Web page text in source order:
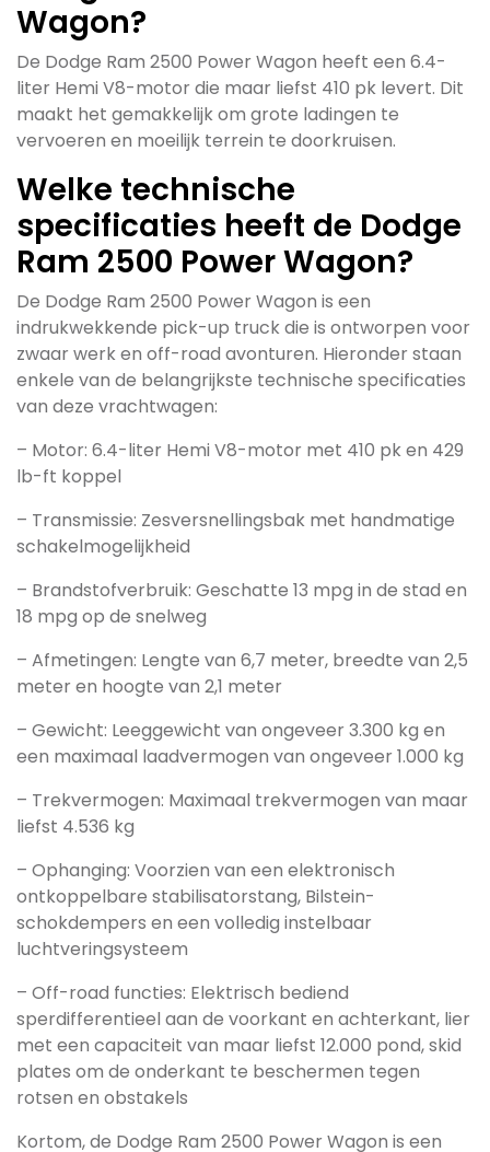
Wagon?
De Dodge Ram 2500 Power Wagon heeft een 6.4-
liter Hemi V8-motor die maar liefst 410 pk levert. Dit
maakt het gemakkelijk om grote ladingen te
vervoeren en moeilijk terrein te doorkruisen.
Welke technische
specificaties heeft de Dodge
Ram 2500 Power Wagon?
De Dodge Ram 2500 Power Wagon is een
indrukwekkende pick-up truck die is ontworpen voor
zwaar werk en off-road avonturen. Hieronder staan
enkele van de belangrijkste technische specificaties
van deze vrachtwagen:
– Motor: 6.4-liter Hemi V8-motor met 410 pk en 429
lb-ft koppel
– Transmissie: Zesversnellingsbak met handmatige
schakelmogelijkheid
– Brandstofverbruik: Geschatte 13 mpg in de stad en
18 mpg op de snelweg
– Afmetingen: Lengte van 6,7 meter, breedte van 2,5
meter en hoogte van 2,1 meter
– Gewicht: Leeggewicht van ongeveer 3.300 kg en
een maximaal laadvermogen van ongeveer 1.000 kg
– Trekvermogen: Maximaal trekvermogen van maar
liefst 4.536 kg
– Ophanging: Voorzien van een elektronisch
ontkoppelbare stabilisatorstang, Bilstein-
schokdempers en een volledig instelbaar
luchtveringsysteem
– Off-road functies: Elektrisch bediend
sperdifferentieel aan de voorkant en achterkant, lier
met een capaciteit van maar liefst 12.000 pond, skid
plates om de onderkant te beschermen tegen
rotsen en obstakels
Kortom, de Dodge Ram 2500 Power Wagon is een